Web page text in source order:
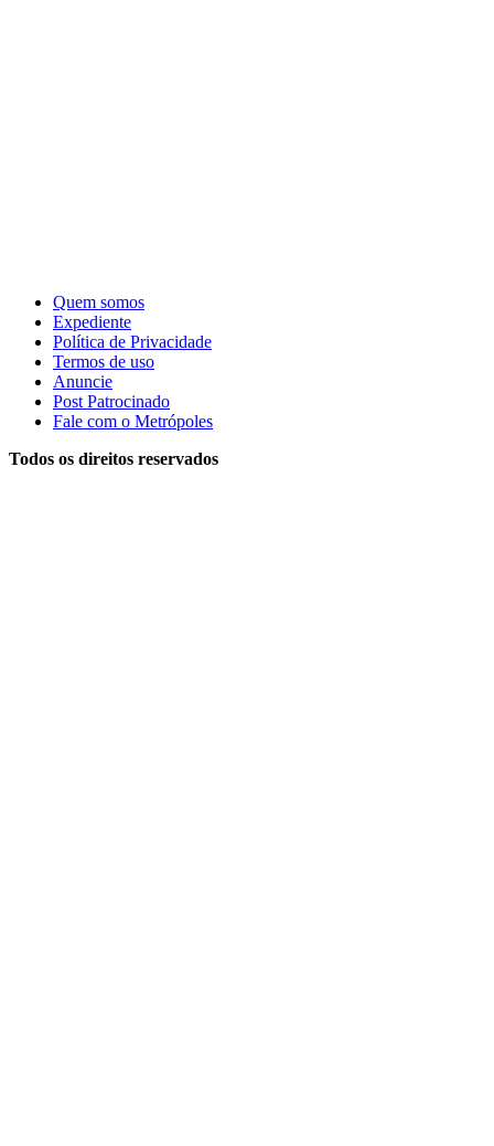
Quem somos
Expediente
Política de Privacidade
Termos de uso
Anuncie
Post Patrocinado
Fale com o Metrópoles
Todos os direitos reservados